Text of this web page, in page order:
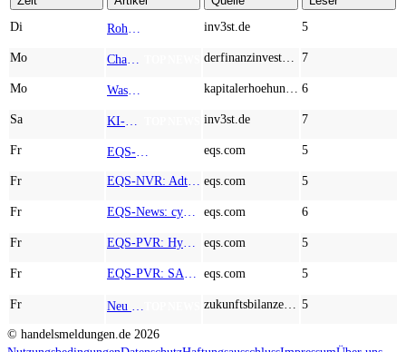
Di
inv3st.de 5
Mo 7
Mo 6
Sa inv3st.de 7
Fr eqs.com 5
Fr eqs.com 5
Fr eqs.com 6
Fr eqs.com 5
Fr eqs.com 5
Fr 5
© handelsmeldungen.de 2026